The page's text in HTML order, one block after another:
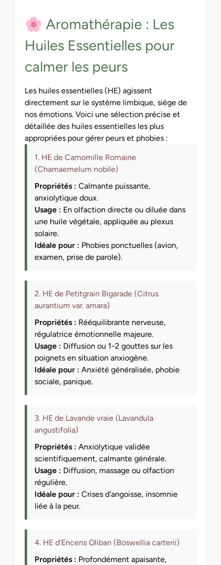
🌸 Aromathérapie : Les
Huiles Essentielles pour
calmer les peurs
Les huiles essentielles (HE) agissent
directement sur le système limbique, siège de
nos émotions. Voici une sélection précise et
détaillée des huiles essentielles les plus
appropriées pour gérer peurs et phobies :
1. HE de Camomille Romaine
(Chamaemelum nobile)
Propriétés : Calmante puissante,
anxiolytique doux.
Usage : En olfaction directe ou diluée dans
une huile végétale, appliquée au plexus
solaire.
Idéale pour : Phobies ponctuelles (avion,
examen, prise de parole).
2. HE de Petitgrain Bigarade (Citrus
aurantium var. amara)
Propriétés : Rééquilibrante nerveuse,
régulatrice émotionnelle majeure.
Usage : Diffusion ou 1-2 gouttes sur les
poignets en situation anxiogène.
Idéale pour : Anxiété généralisée, phobie
sociale, panique.
3. HE de Lavande vraie (Lavandula
angustifolia)
Propriétés : Anxiolytique validée
scientifiquement, calmante générale.
Usage : Diffusion, massage ou olfaction
régulière.
Idéale pour : Crises d'angoisse, insomnie
liée à la peur.
4. HE d’Encens Oliban (Boswellia carterii)
Propriétés : Profondément apaisante,